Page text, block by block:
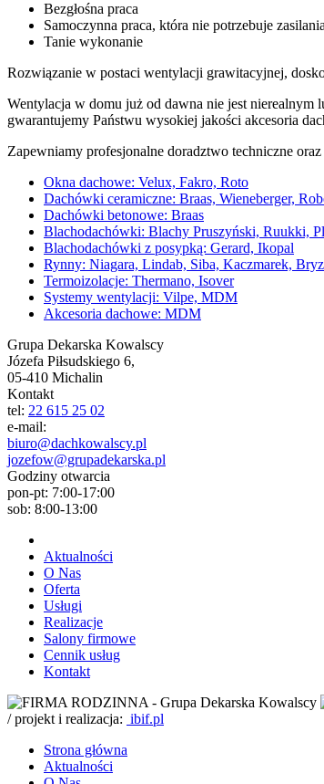
Bezgłośna praca
Samoczynna praca, która nie potrzebuje
Tanie wykonanie
Rozwiązanie w postaci wentylacji grawitacyjnej,
Wentylacja w domu już od dawna nie jest nierealnym
gwarantujemy Państwu wysokiej jakości akcesoria
Zapewniamy profesjonalne doradztwo techniczne
Okna dachowe: Velux, Fakro, Roto
Dachówki ceramiczne: Braas, Wieneberger,
Dachówki betonowe: Braas
Blachodachówki: Blachy Pruszyński, Ruukki,
Blachodachówki z posypką: Gerard, Ikopal
Rynny: Niagara, Lindab, Siba, Kaczmarek,
Termoizolacje: Thermano, Isover
Systemy wentylacji: Vilpe, MDM
Akcesoria dachowe: MDM
Grupa Dekarska Kowalscy
Józefa Piłsudskiego 6,
05-410 Michalin
Kontakt
tel: 22 615 25 02
e-mail:
biuro@dachkowalscy.pl
jozefow@grupadekarska.pl
Godziny otwarcia
pon-pt: 7:00-17:00
sob: 8:00-13:00
Aktualności
O Nas
Oferta
Usługi
Realizacje
Salony firmowe
Cennik usług
Kontakt
/ projekt i realizacja: ibif.pl
Strona główna
Aktualności